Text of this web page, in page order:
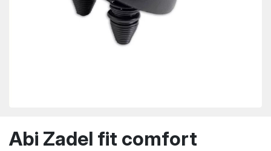
Abi Zadel fit comfort